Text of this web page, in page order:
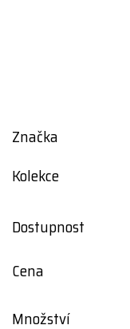
Značka
Kolekce
Dostupnost
Cena
Množství